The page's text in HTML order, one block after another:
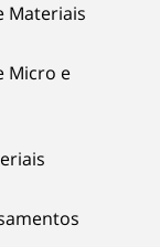
Materiais
Micro e